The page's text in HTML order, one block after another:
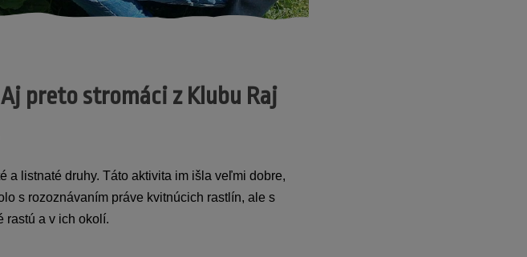
preto stromáci z Klubu Raj
listnaté druhy. Táto aktivita im išla veľmi dobre,
s rozoznávaním práve kvitnúcich rastlín, ale s
rastú a v ich okolí.